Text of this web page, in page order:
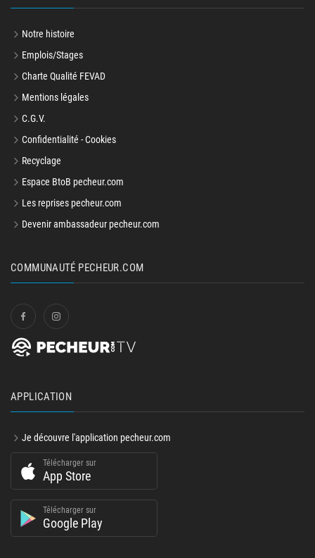
Notre histoire
Emplois/Stages
Charte Qualité FEVAD
Mentions légales
C.G.V.
Confidentialité - Cookies
Recyclage
Espace BtoB pecheur.com
Les reprises pecheur.com
Devenir ambassadeur pecheur.com
COMMUNAUTÉ PECHEUR.COM
APPLICATION
Je découvre l'application pecheur.com
Télécharger sur
App Store
Télécharger sur
Google Play